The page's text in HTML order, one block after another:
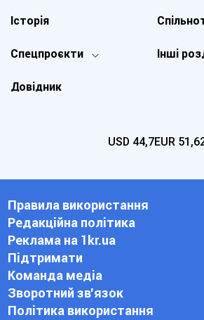
Спецпроєкти Інші
Історія
Довідник
USD 44,7EUR
Правила використання
Редакційна політика
Реклама на 1kr.ua
Підтримати
Команда медіа
Зворотний зв'язок
Політика використання